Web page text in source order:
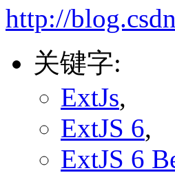
http://
关键字:
ExtJs,
ExtJS 6,
ExtJS 6